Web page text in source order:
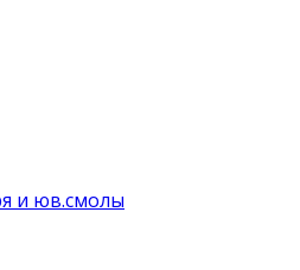
и юв.смолы